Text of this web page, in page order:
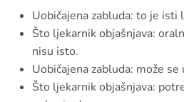
Uobičajena zabluda: to je isti
Što ljekarnik objašnjava:
nisu isto.
Uobičajena zabluda: može
Što ljekarnik objašnjava: